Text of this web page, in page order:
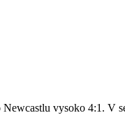
vysoko 4:1.